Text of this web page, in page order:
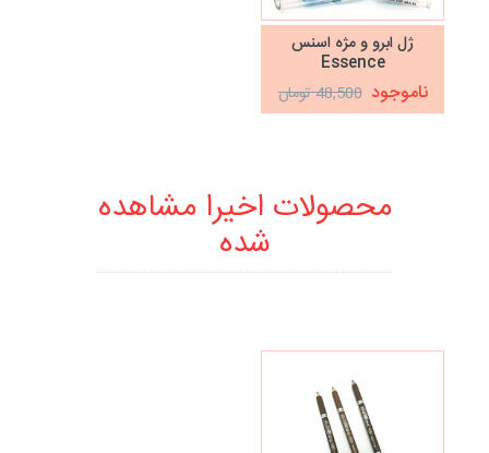
ژل ابرو و مژه اسنس
Essence
ناموجود 48,500 تومان
محصولات اخیرا مشاهده
شده